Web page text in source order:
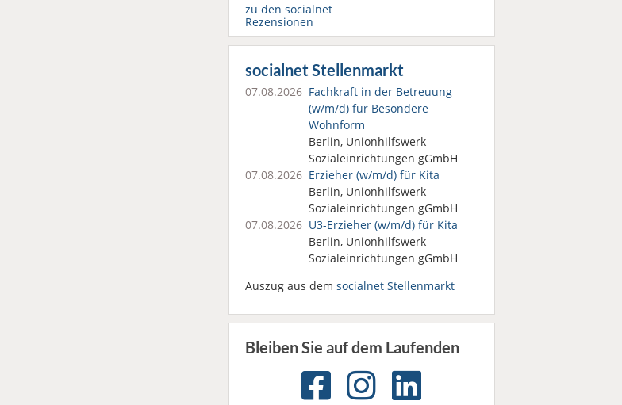
zu den socialnet
Rezensionen
socialnet Stellenmarkt
07.08.2026 Fachkraft in der Betreuung
(w/m/d) für Besondere
Wohnform
Berlin, Unionhilfswerk
Sozialeinrichtungen gGmbH
07.08.2026 Erzieher (w/m/d) für Kita
Berlin, Unionhilfswerk
Sozialeinrichtungen gGmbH
07.08.2026 U3-Erzieher (w/m/d) für Kita
Berlin, Unionhilfswerk
Sozialeinrichtungen gGmbH
Auszug aus dem socialnet Stellenmarkt
Bleiben Sie auf dem Laufenden